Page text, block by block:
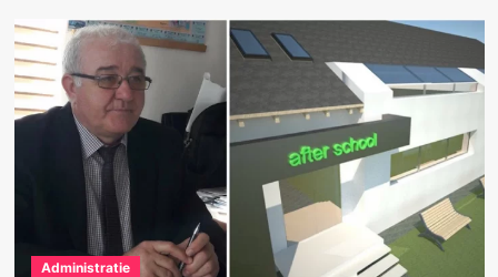
Asfaltarea
drumurilor
PNI
“Anghel
Saligny”,
în
plină
desfășurare
Dănicei
Administratie